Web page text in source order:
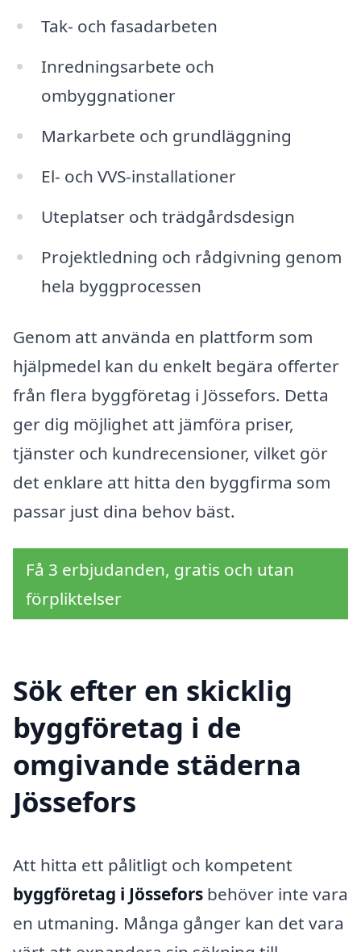
Tak- och fasadarbeten
Inredningsarbete och
ombyggnationer
Markarbete och grundläggning
El- och VVS-installationer
Uteplatser och trädgårdsdesign
Projektledning och rådgivning genom
hela byggprocessen
Genom att använda en plattform som
hjälpmedel kan du enkelt begära offerter
från flera byggföretag i Jössefors. Detta
ger dig möjlighet att jämföra priser,
tjänster och kundrecensioner, vilket gör
det enklare att hitta den byggfirma som
passar just dina behov bäst.
Få 3 erbjudanden, gratis och utan
förpliktelser
Sök efter en skicklig
byggföretag i de
omgivande städerna
Jössefors
Att hitta ett pålitligt och kompetent
byggföretag i Jössefors behöver inte vara
en utmaning. Många gånger kan det vara